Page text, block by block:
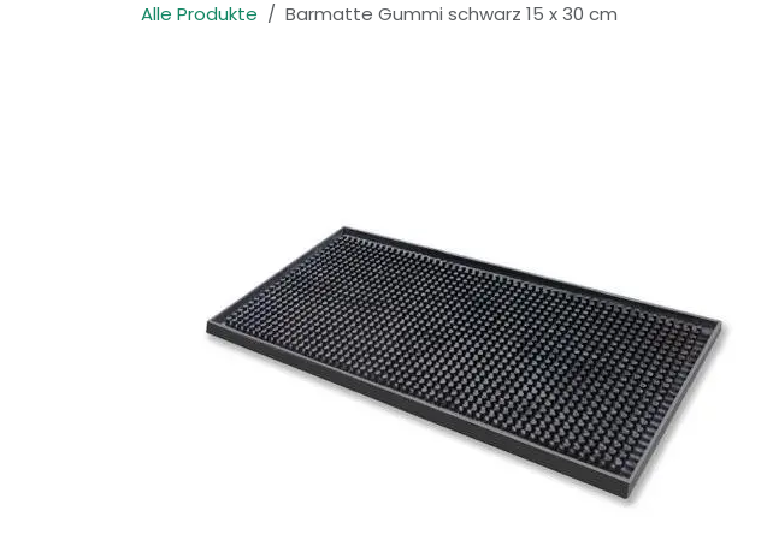
Alle Produkte Barmatte Gummi schwarz 15 x 30 cm